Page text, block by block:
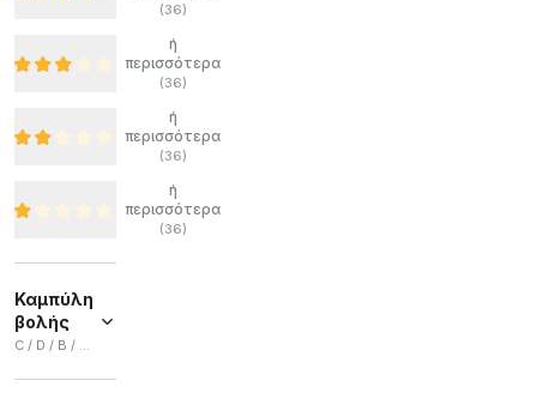
(36)
ή
περισσότερα
(36)
ή
περισσότερα
(36)
ή
περισσότερα
(36)
Καμπύλη
βολής
C / D / Β / AC / A